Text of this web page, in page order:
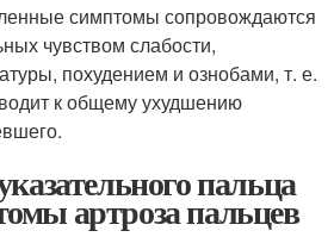
симптомы сопровождаются
чувством слабости,
похудением и ознобами, т. е.
к общему ухудшению
пальца
артроза пальцев